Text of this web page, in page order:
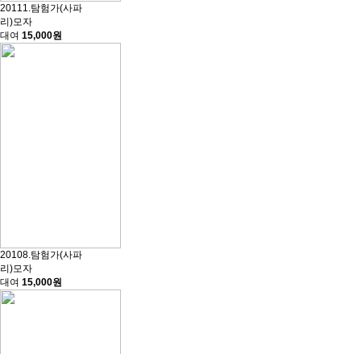
20111.탐험가(사파
리)모자
대여 15,000원
20108.탐험가(사파
리)모자
대여 15,000원